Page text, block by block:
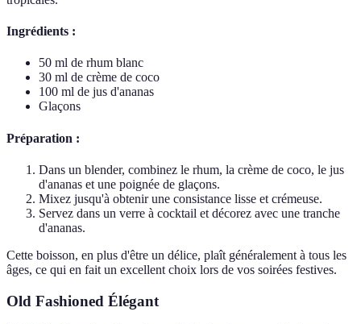
Ingrédients :
50 ml de rhum blanc
30 ml de crème de coco
100 ml de jus d'ananas
Glaçons
Préparation :
Dans un blender, combinez le rhum, la crème de coco, le jus
d'ananas et une poignée de glaçons.
Mixez jusqu'à obtenir une consistance lisse et crémeuse.
Servez dans un verre à cocktail et décorez avec une tranche
d'ananas.
Cette boisson, en plus d'être un délice, plaît généralement à tous les
âges, ce qui en fait un excellent choix lors de vos soirées festives.
Old Fashioned Élégant